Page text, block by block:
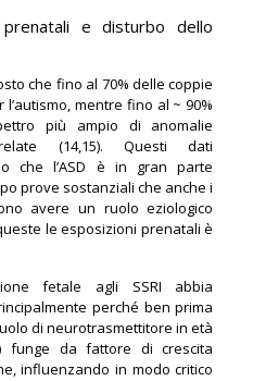
prenatali e disturbo dello
che fino al 70% delle coppie
mentre fino al ~ 90%
più ampio di anomalie
(14,15). Questi dati
che l’ASD è in gran parte
prove sostanziali che anche i
avere un ruolo eziologico
le esposizioni prenatali è
fetale agli SSRI abbia
perché ben prima
di neurotrasmettitore in età
funge da fattore di crescita
influenzando in modo critico